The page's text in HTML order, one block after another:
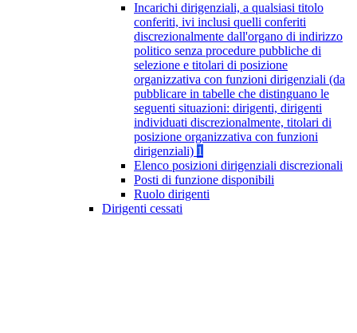
Incarichi dirigenziali, a qualsiasi titolo
conferiti, ivi inclusi quelli conferiti
discrezionalmente dall'organo di indirizzo
politico senza procedure pubbliche di
selezione e titolari di posizione
organizzativa con funzioni dirigenziali (da
pubblicare in tabelle che distinguano le
seguenti situazioni: dirigenti, dirigenti
individuati discrezionalmente, titolari di
posizione organizzativa con funzioni
dirigenziali) 1
Elenco posizioni dirigenziali discrezionali
Posti di funzione disponibili
Ruolo dirigenti
Dirigenti cessati